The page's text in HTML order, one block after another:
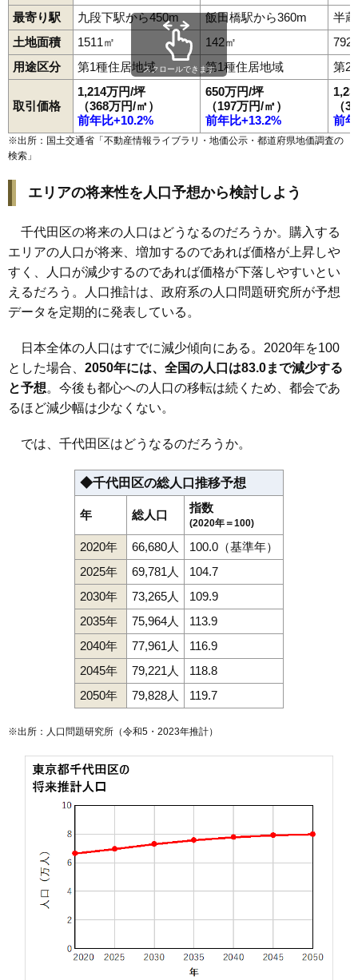
最寄り駅
九段下駅から450m 飯田橋駅から360m
半
土地面積
1511㎡ 142㎡
792
用途区分
第1種住居地域 第1種住居地域 第2
取引価格
1,214万円/坪
（368万円/㎡）
前年比+10.2%
650万円/坪
（197万円/㎡）
前年比+13.2%
（
前
スクロールできます
※出所：国土交通省「不動産情報ライブラリ・地価公示・都道府県地価調査の
検索 」
エリアの将来性を人口予想から検討しよう
千代田区の将来の人口はどうなるのだろうか。購入する
エリアの人口が将来、増加するのであれば価格が上昇しや
すく、人口が減少するのであれば価格が下落しやすいとい
えるだろう。人口推計は、政府系の人口問題研究所が予想
データを定期的に発表している。
日本全体の人口はすでに減少傾向にある。2020年を100
とした場合、 2050年には、全国の人口は83.0まで減少する
と予想。今後も都心への人口の移転は続くため、都会であ
るほど減少幅は少なくない。
では、千代田区はどうなるのだろうか。
◆千代田区の総人口推移予想
年 総人口
指数
(2020年＝100)
2020年 66,680人
100.0（基準年）
2025年
69,781人
104.7
2030年
73,265人
109.9
2035年
75,964人
113.9
2040年
77,961人
116.9
2045年
79,221人
118.8
2050年
79,828人 119.7
※出所：人口問題研究所（令和5・2023年推計）